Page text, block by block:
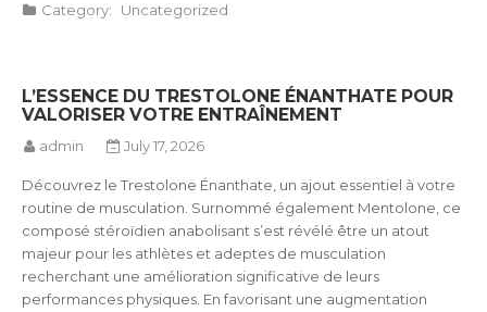
Category: Uncategorized
L’ESSENCE DU TRESTOLONE ÉNANTHATE POUR
VALORISER VOTRE ENTRAÎNEMENT
admin July 17, 2026
Découvrez le Trestolone Énanthate, un ajout essentiel à votre
routine de musculation. Surnommé également Mentolone, ce
composé stéroïdien anabolisant s’est révélé être un atout
majeur pour les athlètes et adeptes de musculation
recherchant une amélioration significative de leurs
performances physiques. En favorisant une augmentation